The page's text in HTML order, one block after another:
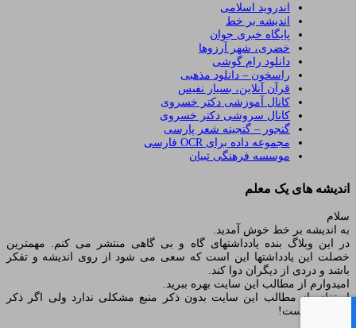
اندروید اسلامی
اندیشه بر خط
پایگاه خبری جوان
خضری، شهر آرزوها
دانلود رام گوشی
راسخون – دانلود مذهبی
قرآن آنلاین، بسیار نفیس
کانال آموزشی دکتر خسروی
کانال سروشی دکتر خسروی
گنجور – گنجینه شعر پارسی
مجموعه داده برای OCR فارسی
موسسه فرهنگی تبیان
اندیشه های یک معلم
سلام
به اندیشه بر خط خوش آمدید.
در این وبلاگ بنده یادداشتهای گاه و بی گاهی منتشر می کنم. مهمترین
خصلت این یادداشتها این است که سعی می شود از روی اندیشه و تفکر
باشد و دردی از دیگران دوا کند.
امیدوارم از مطالب این سایت بهره ببرید.
استفاده از مطالب این سایت بدون ذکر منبع مشکلی ندارد ولی اگر ذکر
شود بهتر است!